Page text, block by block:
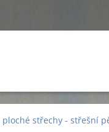
ploché střechy - střešní